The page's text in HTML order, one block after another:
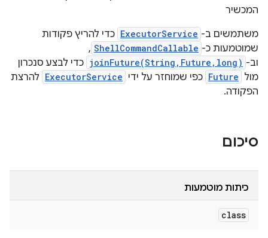
המכשיר
משתמשים ב- ExecutorService כדי להריץ פקודות
שמוטמעות כ- ShellCommandCallable
,
וב- joinFuture(String,Future,long) כדי לבצע סנכרון
מול Future כפי שמוחזר על ידי ExecutorService להרצת
הפקודה.
סיכום
כיתות מוטמעות
class